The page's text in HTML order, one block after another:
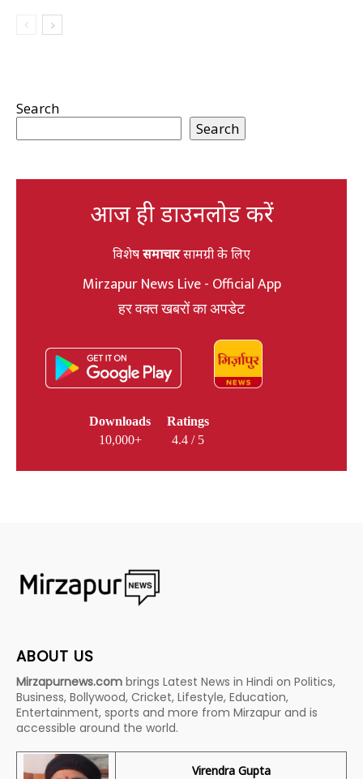
Search
Search
आज ही डाउनलोड करें
विशेषसमाचारसामग्री के लिए
Mirzapur News Live - Official App
हर वक्त खबरों का अपडेट
Downloads
10,000+
Ratings
4.4 / 5
ABOUT US
Mirzapurnews.com brings Latest News in Hindi on Politics,
Business, Bollywood, Cricket, Lifestyle, Education,
Entertainment, sports and more from Mirzapur and is
accessible around the world.
Virendra Gupta